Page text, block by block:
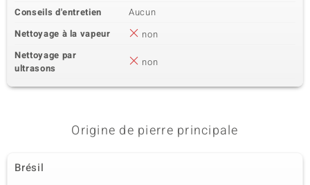
Conseils d'entretien
Aucun
Nettoyage à la vapeur
non
Nettoyage par
ultrasons
non
Origine de pierre principale
Brésil